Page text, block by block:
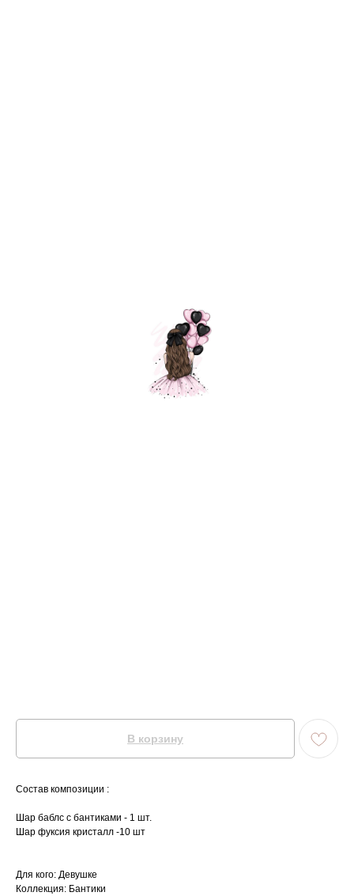
В корзину
Состав композиции :
Шар баблс с бантиками - 1 шт.
Шар фуксия кристалл -10 шт
Для кого: Девушке
Коллекция: Бантики